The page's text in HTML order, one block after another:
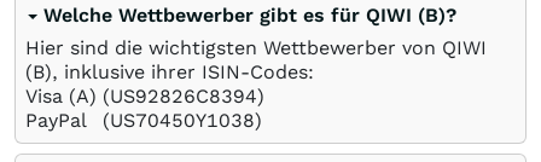
Welche Wettbewerber gibt es für QIWI (B)?
Hier sind die wichtigsten Wettbewerber von QIWI
(B), inklusive ihrer ISIN-Codes:
Visa (A) (US92826C8394)
PayPal
(US70450Y1038)